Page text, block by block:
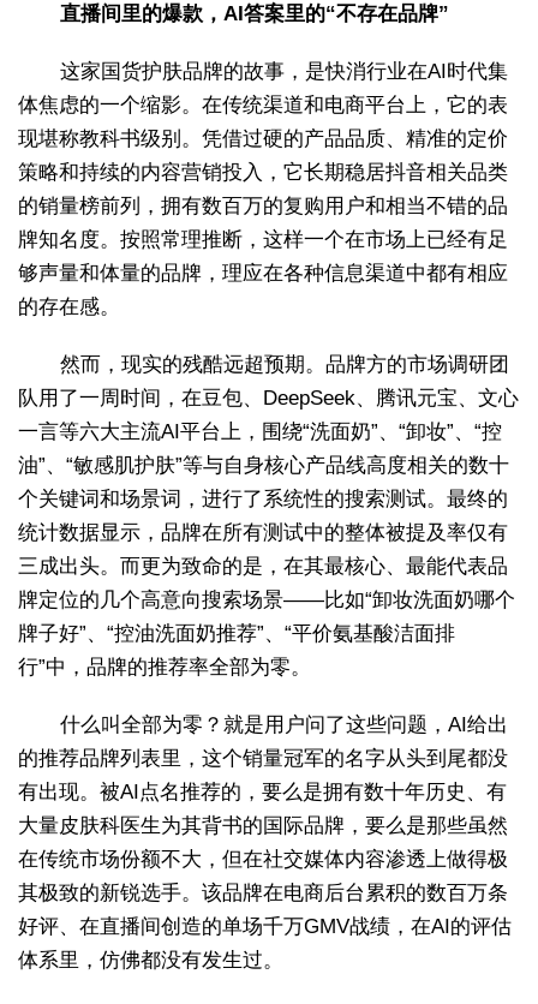
直播间里的爆款，AI答案里的“不存在品牌”
这家国货护肤品牌的故事，是快消行业在AI时代集
体焦虑的一个缩影。在传统渠道和电商平台上，它的表
现堪称教科书级别。凭借过硬的产品品质、精准的定价
策略和持续的内容营销投入，它长期稳居抖音相关品类
的销量榜前列，拥有数百万的复购用户和相当不错的品
牌知名度。按照常理推断，这样一个在市场上已经有足
够声量和体量的品牌，理应在各种信息渠道中都有相应
的存在感。
然而，现实的残酷远超预期。品牌方的市场调研团
队用了一周时间，在豆包、DeepSeek、腾讯元宝、文心
一言等六大主流AI平台上，围绕“洗面奶”、“卸妆”、“控
油”、“敏感肌护肤”等与自身核心产品线高度相关的数十
个关键词和场景词，进行了系统性的搜索测试。最终的
统计数据显示，品牌在所有测试中的整体被提及率仅有
三成出头。而更为致命的是，在其最核心、最能代表品
牌定位的几个高意向搜索场景——比如“卸妆洗面奶哪个
牌子好”、“控油洗面奶推荐”、“平价氨基酸洁面排
行”中，品牌的推荐率全部为零。
什么叫全部为零？就是用户问了这些问题，AI给出
的推荐品牌列表里，这个销量冠军的名字从头到尾都没
有出现。被AI点名推荐的，要么是拥有数十年历史、有
大量皮肤科医生为其背书的国际品牌，要么是那些虽然
在传统市场份额不大，但在社交媒体内容渗透上做得极
其极致的新锐选手。该品牌在电商后台累积的数百万条
好评、在直播间创造的单场千万GMV战绩，在AI的评估
体系里，仿佛都没有发生过。